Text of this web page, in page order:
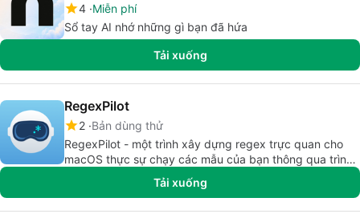
4 Miễn phí
Sổ tay AI nhớ những gì bạn đã hứa
Tải xuống
RegexPilot
2 Bản dùng thử
RegexPilot - một trình xây dựng regex trực quan cho
macOS thực sự chạy các mẫu của bạn thông qua trình
Tải xuống